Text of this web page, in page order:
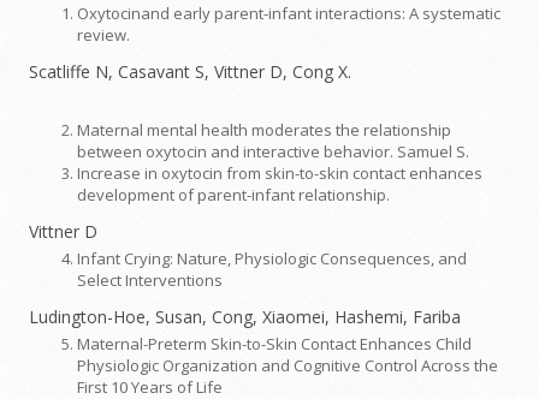
Oxytocinand early parent-infant interactions: A systematic
review.
Scatliffe N, Casavant S, Vittner D, Cong X.
Maternal mental health moderates the relationship
between oxytocin and interactive behavior. Samuel S.
Increase in oxytocin from skin-to-skin contact enhances
development of parent-infant relationship.
Vittner D
Infant Crying: Nature, Physiologic Consequences, and
Select Interventions
Ludington-Hoe, Susan, Cong, Xiaomei, Hashemi, Fariba
Maternal-Preterm Skin-to-Skin Contact Enhances Child
Physiologic Organization and Cognitive Control Across the
First 10 Years of Life